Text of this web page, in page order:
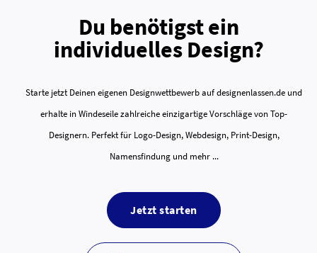
Du benötigst ein
individuelles Design?
Starte jetzt Deinen eigenen Designwettbewerb auf designenlassen.de und
erhalte in Windeseile zahlreiche einzigartige Vorschläge von Top-
Designern. Perfekt für Logo-Design, Webdesign, Print-Design,
Namensfindung und mehr ...
Jetzt starten